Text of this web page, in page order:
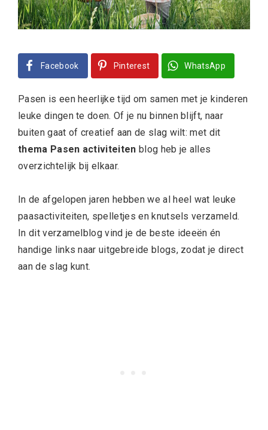
Facebook Pinterest WhatsApp
Pasen is een heerlijke tijd om samen met je kinderen
leuke dingen te doen. Of je nu binnen blijft, naar
buiten gaat of creatief aan de slag wilt: met dit
thema Pasen activiteiten blog heb je alles
overzichtelijk bij elkaar.
In de afgelopen jaren hebben we al heel wat leuke
paasactiviteiten, spelletjes en knutsels verzameld.
In dit verzamelblog vind je de beste ideeën én
handige links naar uitgebreide blogs, zodat je direct
aan de slag kunt.